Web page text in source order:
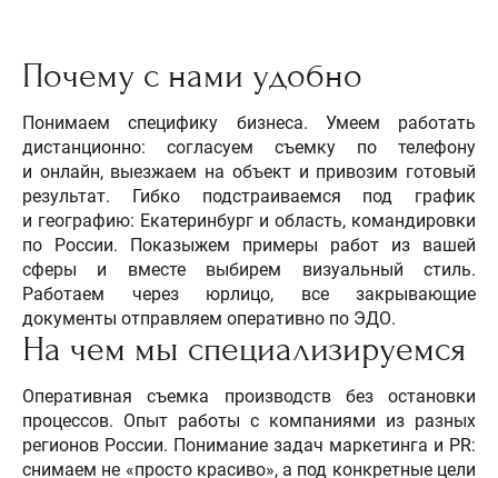
Почему с нами удобно
Понимаем специфику бизнеса.​ Умеем работать
дистанционно: согласуем съемку по телефону
и онлайн, выезжаем на объект и привозим готовый
результат.​ Гибко подстраиваемся под график
и географию: Екатеринбург и область, командировки
по России.​ Показыжем примеры работ из вашей
сферы и вместе выбирем визуальный стиль.
Работаем через юрлицо, все закрывающие
документы отправляем оперативно по ЭДО. ​
На чем мы специализируемся
Оперативная съемка производств без остановки
процессов.​ Опыт работы с компаниями из разных
регионов России. ​ Понимание задач маркетинга и PR:
снимаем не «просто красиво», а под конкретные цели